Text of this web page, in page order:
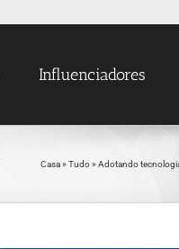
Influenciadores
Casa» Tudo» Adotando